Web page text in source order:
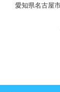
愛知県名古屋